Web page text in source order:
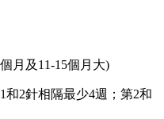
月及11-15個月大)
和2針相隔最少4週；第2和